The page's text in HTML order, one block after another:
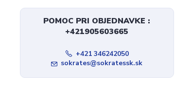
POMOC PRI OBJEDNAVKE :
+421905603665
+421 346242050
sokrates@sokratessk.sk